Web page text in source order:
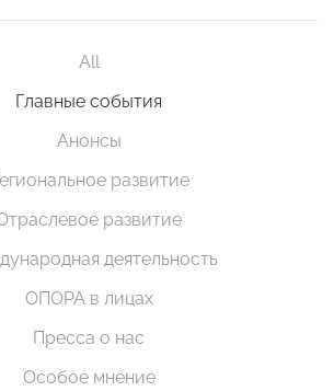
All
Главные события
Анонсы
развитие
развитие
деятельность
ОПОРА в лицах
Пресса о нас
Особое мнение